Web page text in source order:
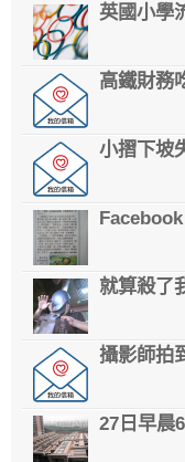
英國小學
高鐵財務
小摺下坡
就算殺了
攝影師拍
27日早晨